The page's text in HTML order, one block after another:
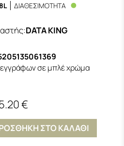
ΔΙΑΘΕΣΙΜΟΤΗΤΑ
:DATA KING
σε μπλέ χρώμα
€
ΣΤΟ ΚΑΛΑΘΙ